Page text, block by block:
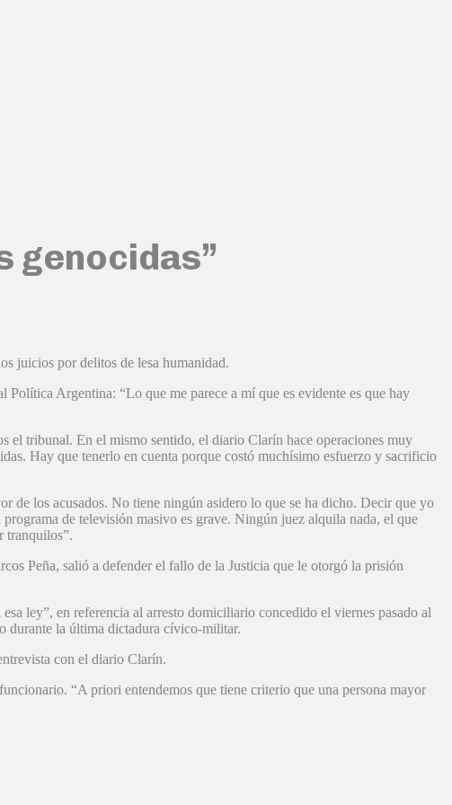
genocidas”
juicios por delitos de lesa humanidad.
Argentina: “Lo que me parece a mí que es evidente es que hay
el tribunal. En el mismo sentido, el diario Clarín hace operaciones muy
Hay que tenerlo en cuenta porque costó muchísimo esfuerzo y sacrificio
de los acusados. No tiene ningún asidero lo que se ha dicho. Decir que yo
de televisión masivo es grave. Ningún juez alquila nada, el que
tranquilos”.
Peña, salió a defender el fallo de la Justicia que le otorgó la prisión
ley”, en referencia al arresto domiciliario concedido el viernes pasado al
durante la última dictadura cívico-militar.
con el diario Clarín.
“A priori entendemos que tiene criterio que una persona mayor